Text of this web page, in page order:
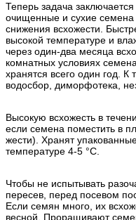
Теперь задача
очищенные и сухие семена
снижения всхожести.
высокой температуре и
через один-два месяца
комнатных условиях
хранятся всего один год. К
водосбор, диморфотека,
Высокую всхожесть в
если семена поместить в
жести). Хранят
температуре 4-5 °С.
Чтобы не испытывать
пересев, перед посевом
Если семян много, их
весной. Проращивают